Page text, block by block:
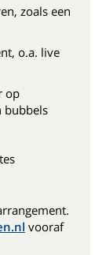
zoals een
o.a. live
op
bubbels
vooraf